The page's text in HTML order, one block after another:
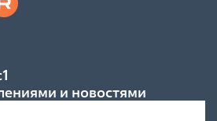
и новостями